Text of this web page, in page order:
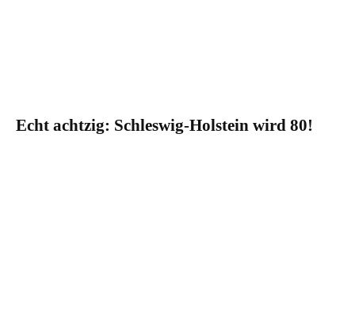
Echt achtzig: Schleswig-Holstein wird 80!